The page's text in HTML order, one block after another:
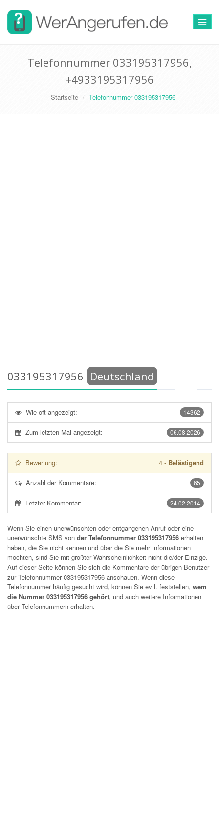
Toggle
Telefonnummer 033195317956,
+4933195317956
Startseite Telefonnummer 033195317956
033195317956 Deutschland
14362
Wie oft angezeigt:
06.08.2026
Zum letzten Mal angezeigt:
Bewertung: 4 - Belästigend
65
Anzahl der Kommentare:
24.02.2014
Letzter Kommentar:
Wenn Sie einen unerwünschten oder entgangenen Anruf oder eine
unerwünschte SMS von der Telefonnummer 033195317956 erhalten
haben, die Sie nicht kennen und über die Sie mehr Informationen
möchten, sind Sie mit größter Wahrscheinlichkeit nicht die/der Einzige.
Auf dieser Seite können Sie sich die Kommentare der übrigen Benutzer
zur Telefonnummer033195317956 anschauen. Wenn diese
Telefonnummer häufig gesucht wird, können Sie evtl. feststellen, wem
die Nummer 033195317956 gehört, und auch weitere Informationen
über Telefonnummern erhalten.